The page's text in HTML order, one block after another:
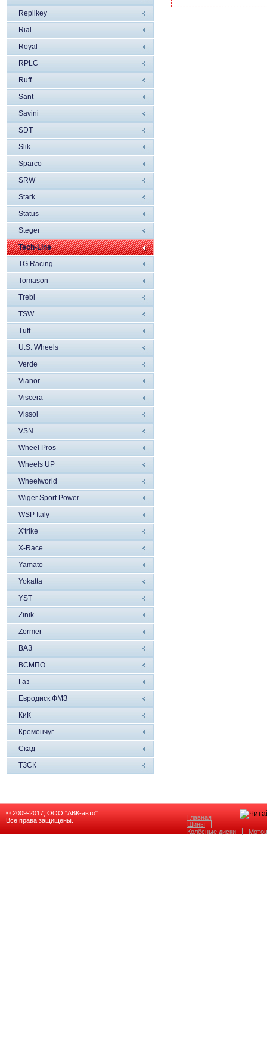
Replikey
Rial
Royal
RPLC
Ruff
Sant
Savini
SDT
Slik
Sparco
SRW
Stark
Status
Steger
Tech-Line
TG Racing
Tomason
Trebl
TSW
Tuff
U.S. Wheels
Verde
Vianor
Viscera
Vissol
VSN
Wheel Pros
Wheels UP
Wheelworld
Wiger Sport Power
WSP Italy
X'trike
X-Race
Yamato
Yokatta
YST
Zinik
Zormer
ВАЗ
ВСМПО
Газ
Евродиск ФМЗ
КиК
Кременчуг
Скад
ТЗСК
© 2009-2017, ООО "АВК-авто".
Все права защищены.
Главная
Шины
Колёсные диски